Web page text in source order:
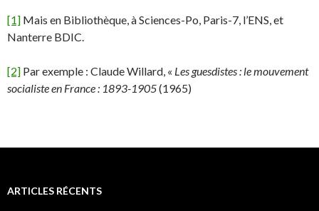
[1] Mais en Bibliothèque, à Sciences-Po, Paris-7, l’ENS, et
Nanterre BDIC.
[2] Par exemple : Claude Willard, « Les guesdistes : le mouvement
socialiste en France : 1893-1905(1965)
ARTICLES RÉCENTS